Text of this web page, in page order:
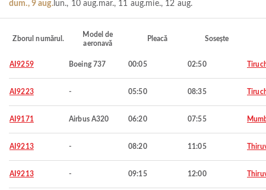
dum., 9 aug.lun., 10 aug.mar., 11 aug.mie., 12 aug.
Zborul numărul.
Model de
aeronavă
Pleacă Sosește
AI9259 Boeing 737 00:05 02:50
AI9223 - 05:50 08:35
AI9171 Airbus A320 06:20 07:55
AI9213 - 08:20 11:05
AI9213 - 09:15 12:00